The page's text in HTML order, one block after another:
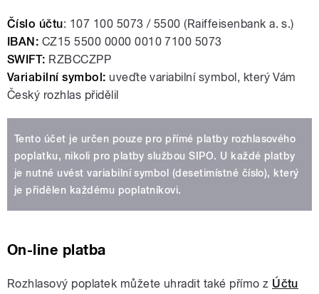
Číslo účtu: 107 100 5073 / 5500 (Raiffeisenbank a. s.)
IBAN: CZ15 5500 0000 0010 7100 5073
SWIFT: RZBCCZPP
Variabilní symbol: uveďte variabilní symbol, který Vám
Český rozhlas přidělil
Tento účet je určen pouze pro přímé platby rozhlasového
poplatku, nikoli pro platby službou SIPO. U každé platby
je nutné uvést variabilní symbol (desetimístné číslo), který
je přidělen každému poplatníkovi.
On-line platba
Rozhlasový poplatek můžete uhradit také přímo z Účtu